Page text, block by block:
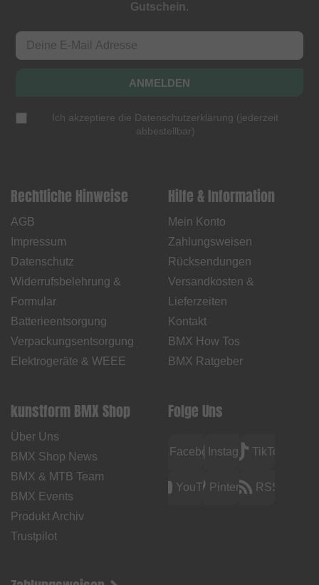
Gutschein.
ANMELDEN
Ich akzeptiere die Datenschutzerklärung (jederzeit
abbestellbar)
Rechtliche Hinweise
AGB
Impressum
Datenschutz
Widerrufsbelehrung &
Formular
Batterieentsorgung
Verpackungsentsorgung
Elektrogeräte & WEEE
Hilfe & Information
Mein Konto
Zahlungsweisen
Rücksendungen
Versandkosten &
Lieferzeiten
Kontakt
BMX How Tos
BMX Ratgeber
kunstform BMX Shop
Über Uns
BMX Shop News
BMX & MTB Team
BMX Events
Produkt Archiv
Trustpilot
Folge Uns
FacebookInstagramTikTok
YouTubePinterest RSS